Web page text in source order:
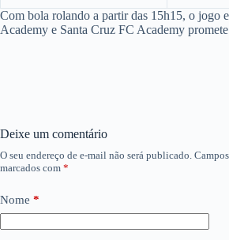
Com bola rolando a partir das 15h15, o jogo
Academy e Santa Cruz FC Academy
Deixe um comentário
O seu endereço de e-mail não será publicado.
marcados com *
Nome *